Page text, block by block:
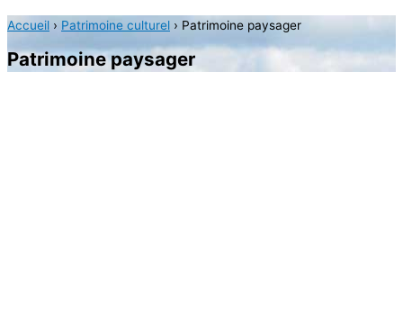
Accueil › Patrimoine culturel › Patrimoine paysager
Patrimoine paysager